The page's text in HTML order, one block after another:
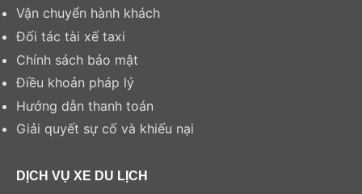
Vận chuyển hành khách
Đối tác tài xế taxi
Chính sách bảo mật
Điều khoản pháp lý
Hướng dẫn thanh toán
Giải quyết sự cố và khiếu nại
DỊCH VỤ XE DU LỊCH